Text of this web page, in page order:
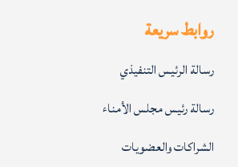
روابط سريعة
رسالة الرئيس التنفيذي
رسالة رئيس مجلس الأمناء
الشراكات والعضويات